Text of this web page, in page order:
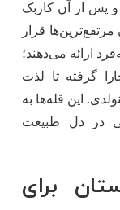
است و پس از آن کازبک
۴۸۵۸ متر در میان مرتفع‌ترین‌ها قرار
ارائه می‌دهند؛
گرفته تا لذت
این قله‌ها به‌
در دل طبیعت
برای